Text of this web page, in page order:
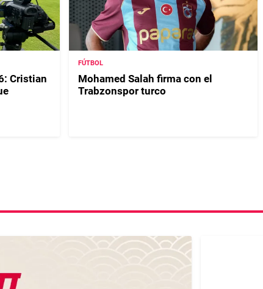
Cristian
FÚTBOL
Mohamed Salah firma con el
Trabzonspor turco